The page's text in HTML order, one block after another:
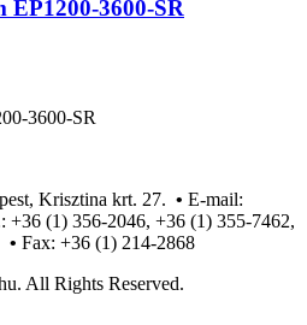
EP1200-3600-SR
3600-SR
Krisztina krt. 27. • E-mail:
+36 (1) 356-2046, +36 (1) 355-7462,
• Fax: +36 (1) 214-2868
All Rights Reserved.